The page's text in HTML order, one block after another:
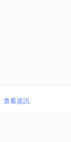
查看資訊